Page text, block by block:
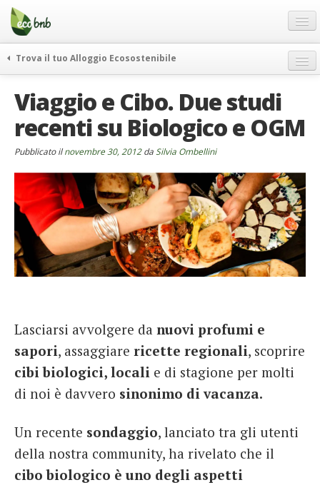
Menu
Salta
contenuto
Offerte Speciali
Regali
FAQ
Chi Siamo
Partner
Contatti
Italiano
German
French
Italiano
Trova il tuo Alloggio Ecosostenibile
itinerari
curiosità
vivere e viaggiare verde
ecohotel
rassegna stampa
Viaggio e Cibo. Due studi
recenti su Biologico e OGM
Pubblicato ilnovembre 30, 2012da Silvia Ombellini
Lasciarsi avvolgere da nuovi profumi e
sapori, assaggiare ricette regionali, scoprire
cibi biologici, locali e di stagione per molti
di noi è davvero sinonimo di vacanza.
Un recente sondaggio, lanciato tra gli utenti
della nostra community, ha rivelato che il
cibo biologico è uno degli aspetti